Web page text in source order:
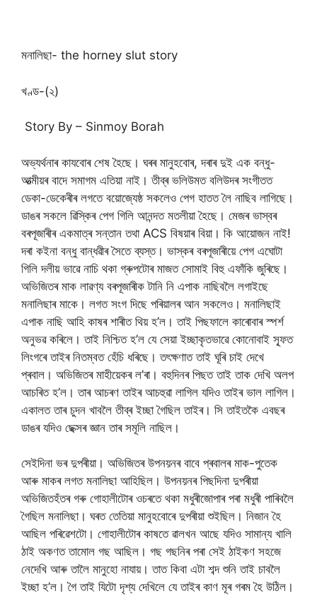
মনালিছা- the horney slut story
খণ্ড-(২)
Story By – Sinmoy Borah
অভ্যৰ্থনাৰ কাযবোৰ শেষ হৈছে। ঘৰৰ মানুহবোৰ, দৰাৰ দুই এক বন্ধু-
আত্মীয়ৰ বাদে সমাগম এতিয়া নাই। তীব্ৰ ভলিউমত বলিউদৰ সংগীতত
ডেকা-ডেকেৰীৰ লগতে বয়োজ্যেষ্ঠ সকলেও পেগ হাতত লৈ নাছিব লাগিছে।
ডাঙৰ সকলে ৱিস্কিৰ পেগ গিলি আনন্দত মতলীয়া হৈছে। মেজৰ ভাস্বৰ
বৰপূজাৰীৰ একমাত্ৰ সন্তান তথা ACS বিষয়াৰ বিয়া। কি আয়োজন নাই!
দৰা কইনা বন্ধু বান্ধৱীৰ সৈতে ব্যস্ত। ভাস্কৰ বৰপূজাৰীয়ে পেগ এঘোটা
গিলি দলীয় ভাৱে নাচি থকা গ্ৰুপটোৰ মাজত সোমাই বিহু এফাঁকি জুৰিছে।
অভিজিতৰ মাক লাৱণ্য বৰপূজাৰীক টানি নি এপাক নাছিবলৈ লগাইছে
মনালিছাৰ মাকে। লগত সংগ দিছে পৰিয়ালৰ আন সকলেও। মনালিছাই
এপাক নাছি আহি কাষৰ শাৰীত থিয় হ’ল। তাই পিছফালে কাৰোবাৰ স্পৰ্শ
অনুভৱ কৰিলে। তাই নিশ্চিত হ’ল যে সেয়া ইচ্ছাকৃতভাৱে কোনোবাই স্ফূত
লিংগৰে তাইৰ নিতম্বত হেঁচি ধৰিছে। তৎক্ষণাত তাই ঘূৰি চাই দেখে
প্ৰবাল। অভিজিতৰ মাহীয়েকৰ ল’ৰা। বহুদিনৰ পিছত তাই তাক দেখি অলপ
আচৰিত হ’ল। তাৰ আচৰণ তাইৰ আচহুৱা লাগিল যদিও তাইৰ ভাল লাগিল।
একালত তাৰ চুদন খাবলৈ তীব্ৰ ইচ্ছা গৈছিল তাইৰ। সি তাইতকৈ এবছৰ
ডাঙৰ যদিও ছেক্সৰ জ্ঞান তাৰ সমূলি নাছিল।
সেইদিনা ভৰ দুপৰীয়া। অভিজিতৰ উপনয়নৰ বাবে প্ৰবালৰ মাক-পুতেক
আৰু মাকৰ লগত মনালিছা আহিছিল। উপনয়নৰ পিছদিনা দুপৰীয়া
অভিজিতহঁতৰ গৰু গোহালীটোৰ ওচৰতে থকা মধুৰীজোপাৰ পৰা মধুৰী পাৰিবলৈ
গৈছিল মনালিছা। ঘৰত তেতিয়া মানুহবোৰে দুপৰীয়া শুইছিল। নিজান হৈ
আছিল পৰিৱেশটো। গোহালীটোৰ কাষতে ৱালখন আছে যদিও সামান্য খালি
ঠাই অকণত তামোল গছ আছিল। গছ গছনিৰ পৰা সেই ঠাইকণ সহজে
নেদেখি আৰু তালৈ মানুহো নাযায়‌। তাত কিবা এটা শব্দ শুনি তাই চাবলৈ
ইচ্ছা হ’ল। গৈ তাই যিটো দৃশ্য দেখিলে যে তাইৰ কাণ মূৰ গৰম হৈ উঠিল।